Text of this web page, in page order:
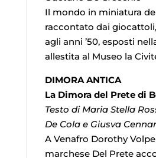
Il mondo in miniatura
raccontato dai
agli anni ’50, esposti
allestita al Museo la
DIMORA ANTICA
La Dimora del Prete di
Testo di Maria Stella
De Cola e Giusva
A Venafro Dorothy
marchese Del Prete